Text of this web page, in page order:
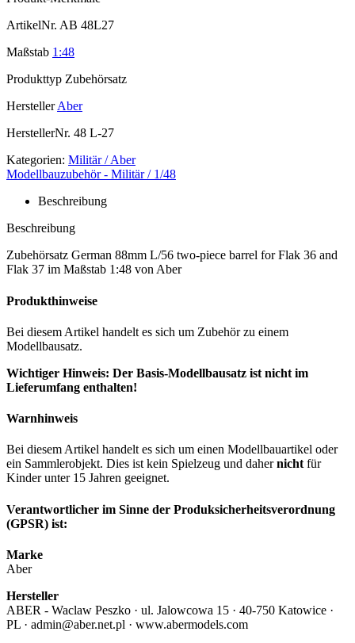
ArtikelNr. AB 48L27
Maßstab 1:48
Produkttyp Zubehörsatz
Hersteller Aber
HerstellerNr. 48 L-27
Kategorien: Militär / Aber
Modellbauzubehör - Militär / 1/48
Beschreibung
Beschreibung
Zubehörsatz German 88mm L/56 two-piece barrel for Flak 36 and
Flak 37 im Maßstab 1:48 von Aber
Produkthinweise
Bei diesem Artikel handelt es sich um Zubehör zu einem
Modellbausatz.
Wichtiger Hinweis: Der Basis-Modellbausatz ist nicht im
Lieferumfang enthalten!
Warnhinweis
Bei diesem Artikel handelt es sich um einen Modellbauartikel oder
ein Sammlerobjekt. Dies ist kein Spielzeug und dahernicht für
Kinder unter 15 Jahren geeignet.
Verantwortlicher im Sinne der Produksicherheitsverordnung
(GPSR) ist:
Marke
Aber
Hersteller
ABER - Waclaw Peszko · ul. Jalowcowa 15 · 40-750 Katowice ·
PL · admin@aber.net.pl · www.abermodels.com